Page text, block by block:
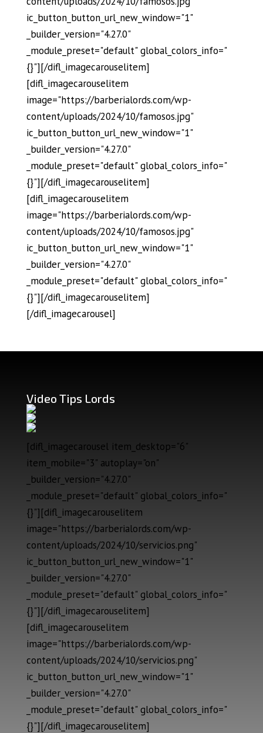
ic_button_button_url_new_window="1"
_builder_version="4.27.0"
_module_preset="default" global_colors_info="
{}"][/difl_imagecarouselitem]
[difl_imagecarouselitem
image="https://barberialords.com/wp-
content/uploads/2024/10/famosos.jpg"
ic_button_button_url_new_window="1"
_builder_version="4.27.0"
_module_preset="default" global_colors_info="
{}"][/difl_imagecarouselitem]
[difl_imagecarouselitem
image="https://barberialords.com/wp-
content/uploads/2024/10/famosos.jpg"
ic_button_button_url_new_window="1"
_builder_version="4.27.0"
_module_preset="default" global_colors_info="
{}"][/difl_imagecarouselitem]
[/difl_imagecarousel]
Video Tips Lords
[difl_imagecarousel item_desktop="6"
item_mobile="3" autoplay="on"
_builder_version="4.27.0"
_module_preset="default" global_colors_info="
{}"][difl_imagecarouselitem
image="https://barberialords.com/wp-
content/uploads/2024/10/servicios.png"
ic_button_button_url_new_window="1"
_builder_version="4.27.0"
_module_preset="default" global_colors_info="
{}"][/difl_imagecarouselitem]
[difl_imagecarouselitem
image="https://barberialords.com/wp-
content/uploads/2024/10/servicios.png"
ic_button_button_url_new_window="1"
_builder_version="4.27.0"
_module_preset="default" global_colors_info="
{}"][/difl_imagecarouselitem]